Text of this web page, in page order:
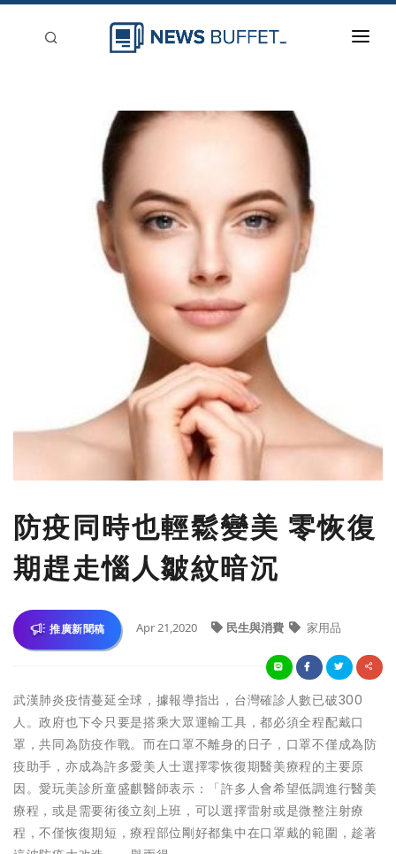
防疫同時也輕鬆變美 零恢復
期趕走惱人皺紋暗沉
推廣新聞稿 Apr 21,2020 民生與消費 家用品
武漢肺炎疫情蔓延全球，據報導指出，台灣確診人數已破300
人。政府也下令只要是搭乘大眾運輸工具，都必須全程配戴口
罩，共同為防疫作戰。而在口罩不離身的日子，口罩不僅成為防
疫助手，亦成為許多愛美人士選擇零恢復期醫美療程的主要原
因。愛玩美診所童盛麒醫師表示：「許多人會希望低調進行醫美
療程，或是需要術後立刻上班，可以選擇雷射或是微整注射療
程，不僅恢復期短，療程部位剛好都集中在口罩戴的範圍，趁著